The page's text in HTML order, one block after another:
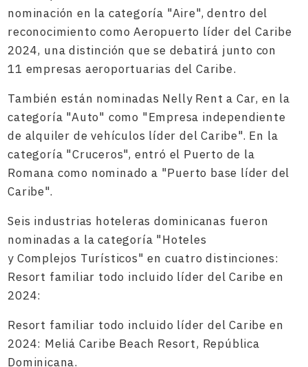
nominación en la categoría "Aire", dentro del
reconocimiento como Aeropuerto líder del Caribe
2024, una distinción que se debatirá junto con
11 empresas aeroportuarias del Caribe.
También están nominadas Nelly Rent a Car, en la
categoría "Auto" como "Empresa independiente
de alquiler de vehículos líder del Caribe". En la
categoría "Cruceros", entró el Puerto de la
Romana como nominado a "Puerto base líder del
Caribe".
Seis industrias hoteleras dominicanas fueron
nominadas a la categoría "Hoteles
y Complejos Turísticos" en cuatro distinciones:
Resort familiar todo incluido líder del Caribe en
2024:
Resort familiar todo incluido líder del Caribe en
2024: Meliá Caribe Beach Resort, República
Dominicana.